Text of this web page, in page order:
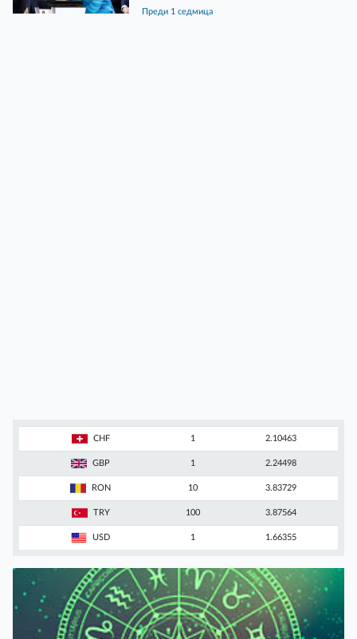
преди 1 седмица
CHF 1 2.10463
GBP 1 2.24498
RON 10 3.83729
TRY 100 3.87564
USD 1 1.66355